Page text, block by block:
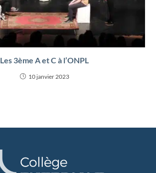
Les 3ème A et C à l’ONPL
10 janvier 2023